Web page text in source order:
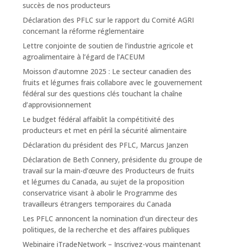
succès de nos producteurs
Déclaration des PFLC sur le rapport du Comité AGRI
concernant la réforme réglementaire
Lettre conjointe de soutien de l’industrie agricole et
agroalimentaire à l’égard de l’ACEUM
Moisson d’automne 2025 : Le secteur canadien des
fruits et légumes frais collabore avec le gouvernement
fédéral sur des questions clés touchant la chaîne
d’approvisionnement
Le budget fédéral affaiblit la compétitivité des
producteurs et met en péril la sécurité alimentaire
Déclaration du président des PFLC, Marcus Janzen
Déclaration de Beth Connery, présidente du groupe de
travail sur la main-d’œuvre des Producteurs de fruits
et légumes du Canada, au sujet de la proposition
conservatrice visant à abolir le Programme des
travailleurs étrangers temporaires du Canada
Les PFLC annoncent la nomination d’un directeur des
politiques, de la recherche et des affaires publiques
Webinaire iTradeNetwork – Inscrivez-vous maintenant